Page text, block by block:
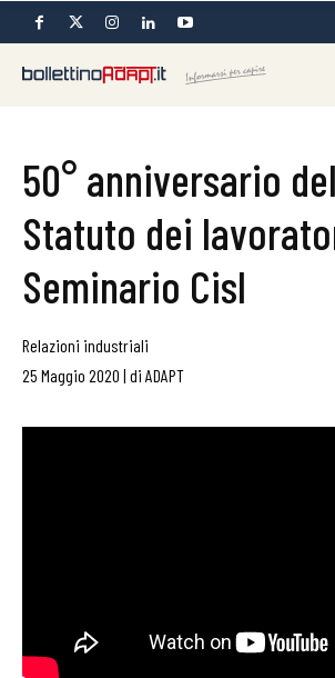
50° anniversario
Statuto dei
Seminario Cisl
Relazioni industriali
25 Maggio 2020 | di ADAPT